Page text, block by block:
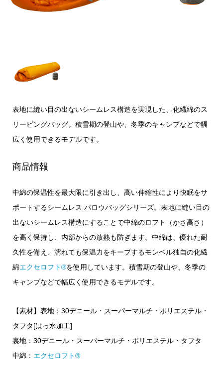
表地に縫い目の出ないシームレス構造を実現した、化繊綿のス
リーピングバッグ。積雪期の登山や、冬季のキャンプなどで幅
広く使用できるモデルです。
商品情報
中綿の保温性を最大限に引き出し、高い伸縮性により快眠をサ
ポートするシームレス バロウバッグシリーズ。表地に縫い目の
出ないシームレス構造にすることで中綿のロフト（かさ高さ）
を高く保持し、内部からの放熱も防ぎます。中綿は、優れた耐
久性を備え、濡れても保温力をキープするモンベル独自の化繊
綿エクセロフト®を使用しています。積雪期の登山や、冬季の
キャンプなどで幅広く使用できるモデルです。
【素材】表地：30デニール・スーパーマルチ・ポリエステル・
タフタ[はっ水加工]
裏地：30デニール・スーパーマルチ・ポリエステル・タフタ
中綿： エクセロフト®